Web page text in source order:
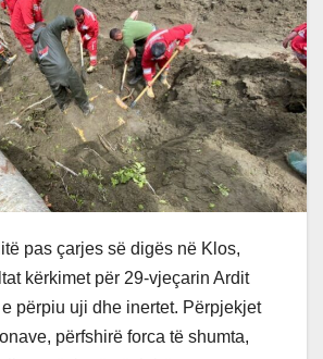
pas çarjes së digës në Klos,
kërkimet për 29-vjeçarin Ardit
përpiu uji dhe inertet. Përpjekjet
përfshirë forca të shumta,